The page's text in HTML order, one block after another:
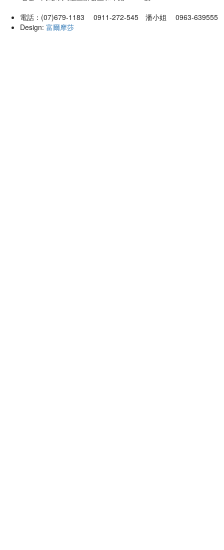
電話：(07)679-1183 0911-272-545 潘小姐 0963-639555
Design: 富爾摩莎